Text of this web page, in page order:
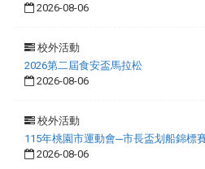
2026-08-06
校外活動
2026第二屆食安盃馬拉松
2026-08-06
校外活動
115年桃園市運動會─市長盃划船錦標
2026-08-06